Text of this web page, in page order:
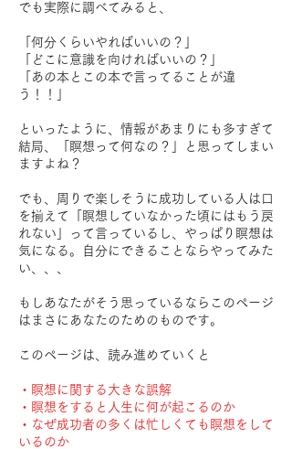
でも実際に調べてみると、
「何分くらいやればいいの？」
「どこに意識を向ければいいの？」
「あの本とこの本で言ってることが違
う！！」
といったように、情報があまりにも多すぎて
結局、「瞑想って何なの？」と思ってしまい
ますよね？
でも、周りで楽しそうに成功している人は口
を揃えて「瞑想していなかった頃にはもう戻
れない」って言っているし、 やっぱり瞑想は
気になる。自分にできることならやってみた
い、、、
もしあなたがそう思っているならこのページ
はまさにあなたのためのものです。
このページは、読み進めていくと
・瞑想に関する大きな誤解
・瞑想をすると人生に何が起こるのか
・なぜ成功者の多くは忙しくても瞑想をして
いるのか